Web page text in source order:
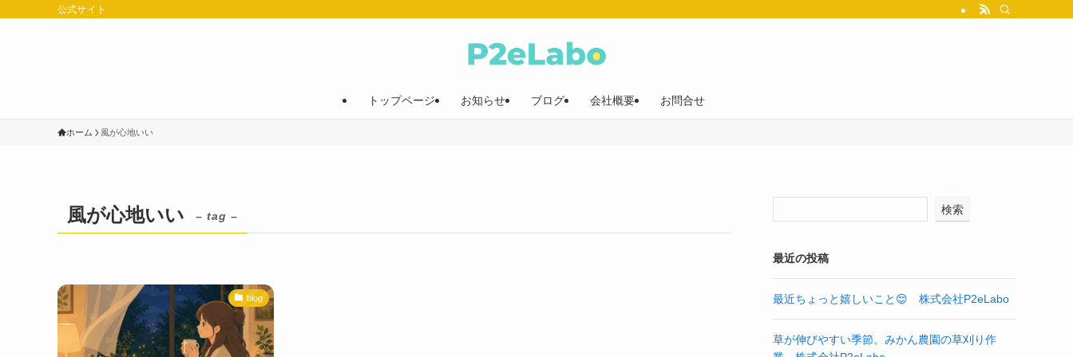
公式サイト
トップページ お知らせ ブログ 会社概要 お問合せ
ホーム 風が心地いい
風が心地いい – tag –
blog
検索
最近の投稿
最近ちょっと嬉しいこと😌 株式会社P2eLabo
草が伸びやすい季節。みかん農園の草刈り作